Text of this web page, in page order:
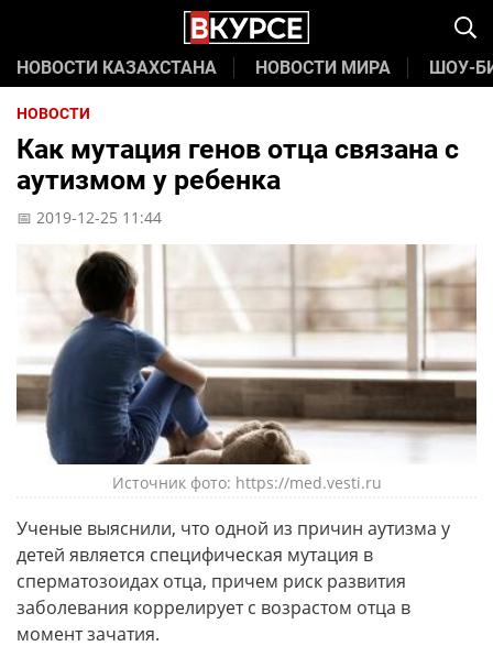
НОВОСТИ КАЗАХСТАНА НОВОСТИ МИРА ШОУ-
НОВОСТИ
Как мутация генов отца связана с
аутизмом у ребенка
📅 2019-12-25 11:44
Источник фото: https://med.vesti.ru
Ученые выяснили, что одной из причин аутизма у
детей является специфическая мутация в
сперматозоидах отца, причем риск развития
заболевания коррелирует с возрастом отца в
момент зачатия.